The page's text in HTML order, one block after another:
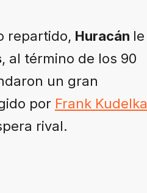
repartido, Huracán le
, al término de los 90
un gran
por Frank Kudelka
rival.